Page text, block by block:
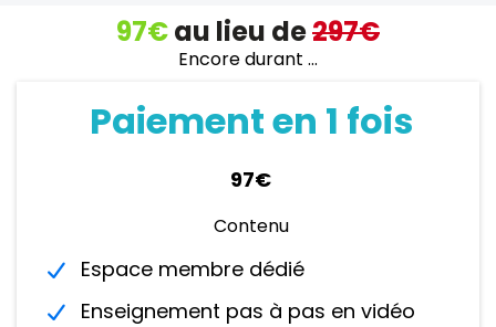
97€au lieu de297€
Encore durant ...
Paiement en 1 fois
97€
Contenu
Espace membre dédié
Enseignement pas à pas en vidéo